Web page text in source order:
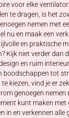
voor elke
te dragen, is het
nemen met
nu en maak een
en praktische
Kijk niet verder dan
en ruim
boodschappen tot
kiezen, vind je er
genoegen nemen
kunt maken met
in en verkennen alle